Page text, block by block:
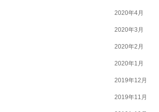
2020年4月
2020年3月
2020年2月
2020年1月
2019年12月
2019年11月